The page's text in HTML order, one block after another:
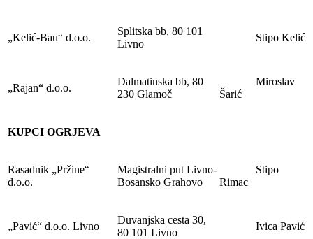
„Kelić-Bau“ d.o.o.
Splitska bb, 80 101
Livno
Stipo Kelić
„Rajan“ d.o.o.
Dalmatinska bb, 80
230 Glamoč
Miroslav
Šarić
KUPCI OGRJEVA
Rasadnik „Pržine“
d.o.o.
Magistralni put Livno-
Bosansko Grahovo
Stipo
Rimac
„Pavić“ d.o.o. Livno
Duvanjska cesta 30,
80 101 Livno
Ivica Pavić